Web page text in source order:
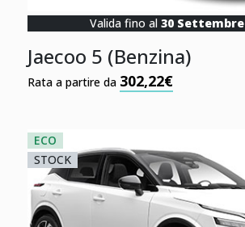
Valida fino al 30 Settembre
Jaecoo 5 (Benzina)
Rata a partire da 302,22€
ECO
STOCK